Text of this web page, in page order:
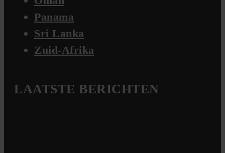
Panama
Sri Lanka
Zuid-Afrika
LAATSTE BERICHTEN